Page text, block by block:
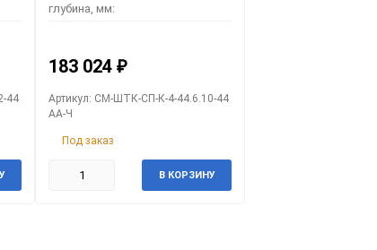
44
глубина, мм:
183 024 ₽
Артикул: CM-ШТК-СП-К-4-44.6.10-44
АА-Ч
Под заказ
В КОРЗИНУ